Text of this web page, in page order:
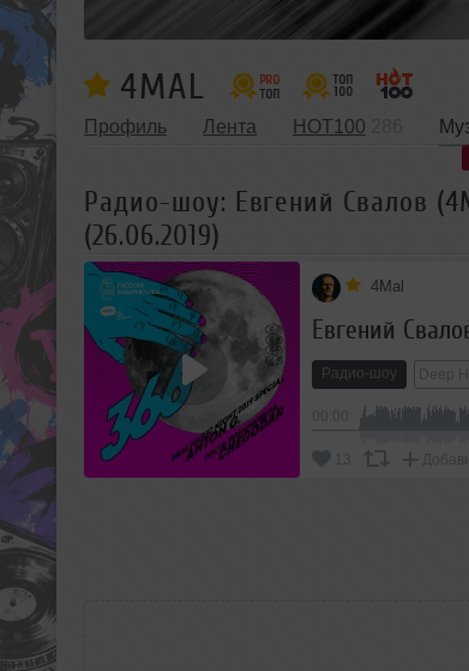
4MAL
Профиль Лента HOT100
Радио-шоу: Евгений Свалов
(26.06.2019)
4Mal
Радио-шоу Deep
13